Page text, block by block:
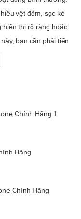
vệt đốm, sọc kẻ
hiển thị rõ ràng hoặc
bạn cần phải tiến
thời cảm ứng không
ứng cho laptop
không hiển thị hình
xuất.
duy nhất.
hoặc quá trình
Chính Hãng 1
Hãng
Chính Hãng